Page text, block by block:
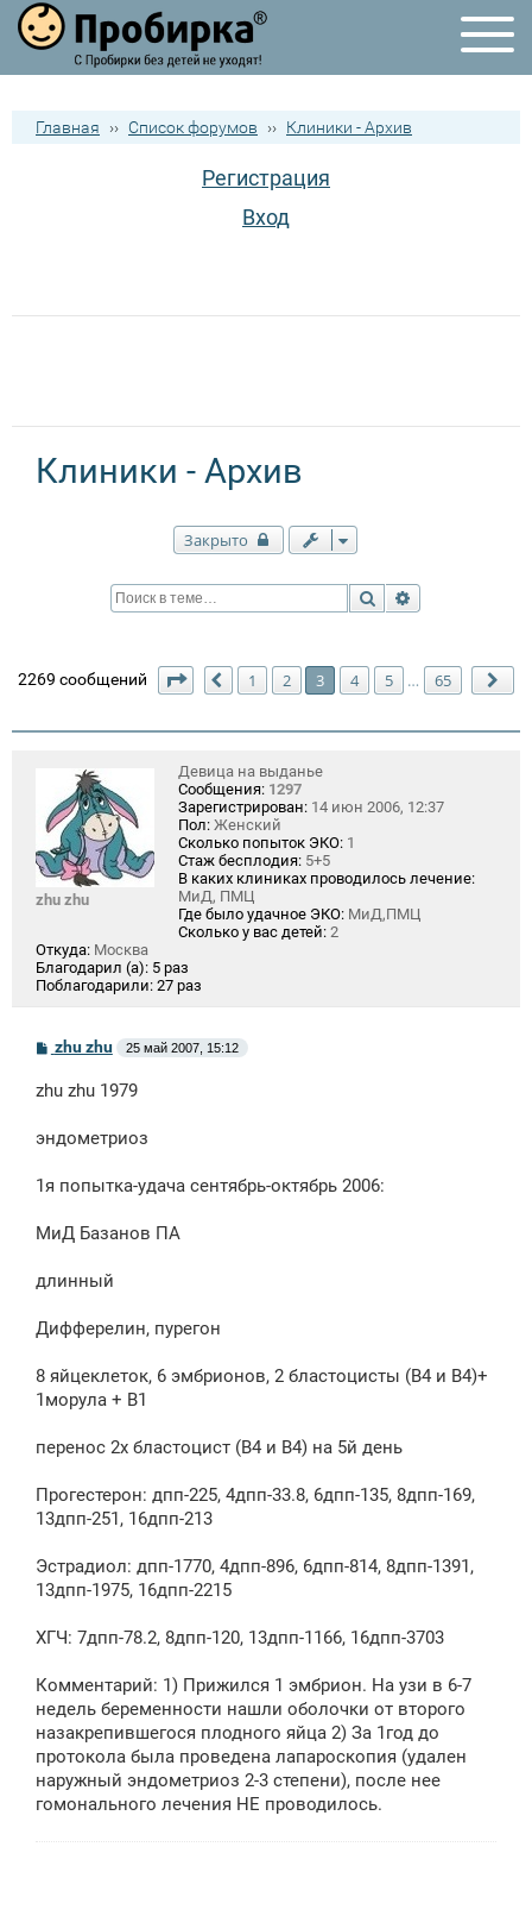
Главная ›› Список форумов ›› Клиники - Архив
Регистрация
Вход
Клиники - Архив
Закрыто
Поиск
2269 сообщений Страница из
Пред.
1 2 3 4 5 … 65
zhu zhu
Девица на выданье
Сообщения: 1297
Зарегистрирован: 14 июн 2006, 12:37
Пол: Женский
Сколько попыток ЭКО: 1
Стаж бесплодия: 5+5
В каких клиниках проводилось лечение:
МиД, ПМЦ
Где было удачное ЭКО: МиД,ПМЦ
Сколько у вас детей: 2
Откуда: Москва
Благодарил (а): 5 раз
Поблагодарили: 27 раз
С
б
н
zhu zhu 25 май 2007, 15:12
zhu zhu 1979
эндометриоз
1я попытка-удача сентябрь-октябрь 2006:
МиД Базанов ПА
длинный
Дифферелин, пурегон
8 яйцеклеток, 6 эмбрионов, 2 бластоцисты (В4 и В4)+
1морула + В1
перенос 2х бластоцист (В4 и В4) на 5й день
Прогестерон: дпп-225, 4дпп-33.8, 6дпп-135, 8дпп-169,
13дпп-251, 16дпп-213
Эстрадиол: дпп-1770, 4дпп-896, 6дпп-814, 8дпп-1391,
13дпп-1975, 16дпп-2215
ХГЧ: 7дпп-78.2, 8дпп-120, 13дпп-1166, 16дпп-3703
Комментарий: 1) Прижился 1 эмбрион. На узи в 6-7
недель беременности нашли оболочки от второго
назакрепившегося плодного яйца 2) За 1год до
протокола была проведена лапароскопия (удален
наружный эндометриоз 2-3 степени), после нее
гомонального лечения НЕ проводилось.